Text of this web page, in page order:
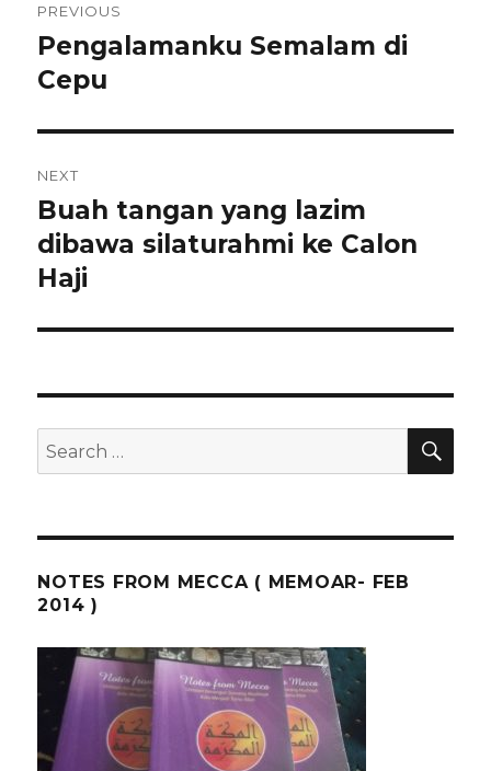
navigation
PREVIOUS
Previous
post:
Pengalamanku Semalam di
Cepu
NEXT
Next
post:
Buah tangan yang lazim
dibawa silaturahmi ke Calon
Haji
Search
for:
NOTES FROM MECCA ( MEMOAR- FEB
2014 )